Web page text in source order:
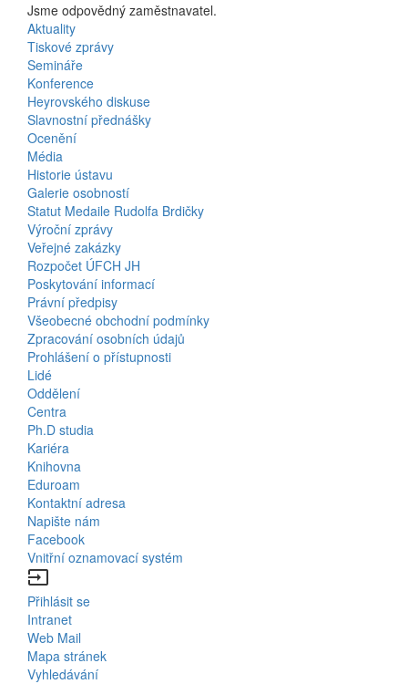
Jsme odpovědný zaměstnavatel.
Bottom
Menu
Activities
Aktuality
Tiskové zprávy
Semináře
Konference
Heyrovského diskuse
Slavnostní přednášky
Ocenění
Média
Historie ústavu
Galerie osobností
Statut Medaile Rudolfa Brdičky
Bottom
Menu
About
Us
Výroční zprávy
Veřejné zakázky
Rozpočet ÚFCH JH
Poskytování informací
Právní předpisy
Všeobecné obchodní podmínky
Zpracování osobních údajů
Prohlášení o přístupnosti
Bottom
Menu
Contacts
Lidé
Oddělení
Centra
Ph.D studia
Kariéra
Knihovna
Eduroam
Kontaktní adresa
Napište nám
Facebook
Vnitřní oznamovací systém
input
Bottom
Menu
Přihlásit se
Intranet
Web Mail
Mapa stránek
Vyhledávání